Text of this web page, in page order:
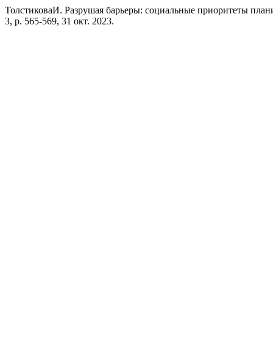
ТолстиковаИ. Разрушая барьеры: социальные приоритеты
3, p. 565-569, 31 окт. 2023.